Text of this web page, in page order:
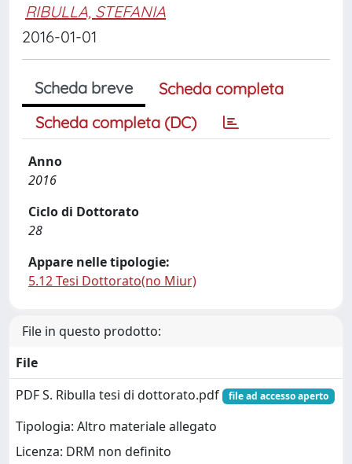
RIBULLA, STEFANIA
2016-01-01
Scheda breve
Scheda completa
Scheda completa (DC)
Anno
2016
Ciclo di Dottorato
28
Appare nelle tipologie:
5.12 Tesi Dottorato(no Miur)
File in questo prodotto:
File
PDF S. Ribulla tesi di dottorato.pdf
file ad accesso aperto
Tipologia: Altro materiale allegato
Licenza: DRM non definito